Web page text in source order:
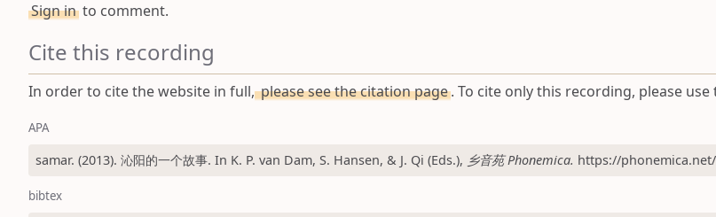
Sign in to comment.
Cite this recording
In order to cite the website in full,please see the citation page. To cite only this recording, please
APA
samar. (2013). 沁阳的一个故事. In K. P. van Dam, S. Hansen, & J. Qi (Eds.), 乡音苑 Phonemica. https://phonemica.net/
bibtex